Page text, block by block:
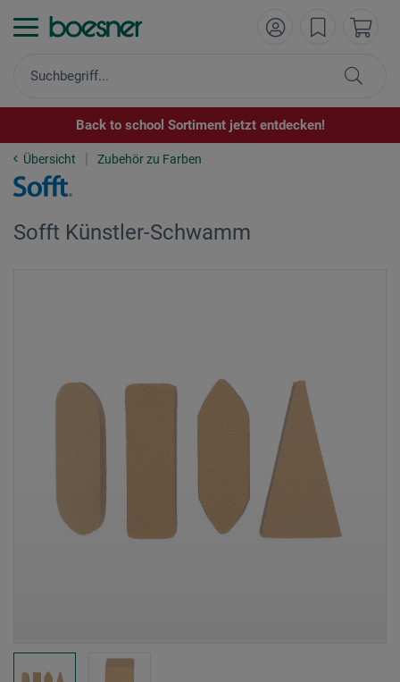
Back to school Sortiment jetzt entdecken!
Übersicht Zubehör zu Farben
Sofft Künstler-Schwamm